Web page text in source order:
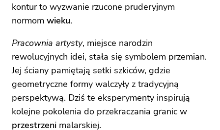
kontur to wyzwanie rzucone pruderyjnym
normom wieku.
Pracownia artysty, miejsce narodzin
rewolucyjnych idei, stała się symbolem przemian.
Jej ściany pamiętają setki szkiców, gdzie
geometryczne formy walczyły z tradycyjną
perspektywą. Dziś te eksperymenty inspirują
kolejne pokolenia do przekraczania granic w
przestrzeni malarskiej.